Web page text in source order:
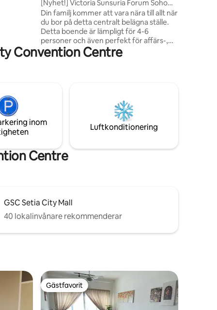
[Nyhet!] Victoria Sunsuria Forum Soho
@Setia Alam
Din familj kommer att vara nära till allt när
du bor på detta centralt belägna ställe.
Detta boende är lämpligt för 4-6
personer och även perfekt för affärs-,
fritidsboende Gratis 2 parkeringsplatser
på angiven tomt Simbassäng och gym på
(5,2 km bort) - Central i-city (12,9 km
bort) -Setia Alam Night Market (5,6 km
bort) *längsta nattmarknaden i klang*
Convention Centre
inom
Luftkonditionering
Centre
GSC Setia City Mall
40 lokalinvånare rekommenderar
Gästfavorit
Gästfavorit